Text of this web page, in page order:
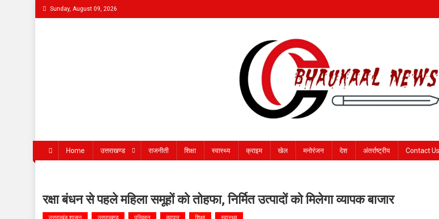
Skip
to
Sunday, August 09, 2026
Home उत्तराखण्ड राजनीती शिक्षा स्वास्थ्य क्राइम खेल मनोरंजन देश अंतर्राष्ट्रीय Contact Us
रक्षा बंधन से पहले महिला समूहों को तोहफा, निर्मित उत्पादों को मिलेगा व्यापक बाजार